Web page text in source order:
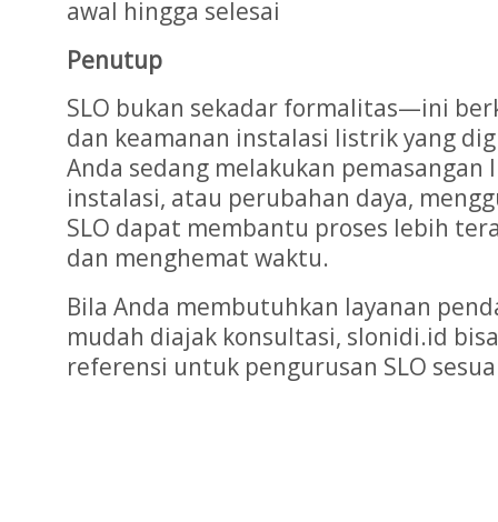
awal hingga selesai
Penutup
SLO bukan sekadar formalitas—ini
dan keamanan instalasi listrik yang
Anda sedang melakukan
instalasi, atau perubahan daya,
SLO dapat membantu proses lebih
dan menghemat waktu.
Bila Anda membutuhkan layanan
mudah diajak konsultasi, slonidi.id
referensi untuk pengurusan SLO